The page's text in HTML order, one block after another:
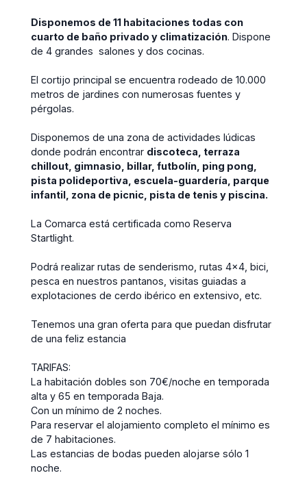
Disponemos de 11 habitaciones todas con
cuarto de baño privado y climatización. Dispone
de 4 grandes salones y dos cocinas.
El cortijo principal se encuentra rodeado de 10.000
metros de jardines con numerosas fuentes y
pérgolas.
Disponemos de una zona de actividades lúdicas
donde podrán encontrar discoteca, terraza
chillout, gimnasio, billar, futbolín, ping pong,
pista polideportiva, escuela-guardería, parque
infantil, zona de picnic, pista de tenis y piscina.
La Comarca está certificada como Reserva
Startlight.
Podrá realizar rutas de senderismo, rutas 4x4, bici,
pesca en nuestros pantanos, visitas guiadas a
explotaciones de cerdo ibérico en extensivo, etc.
Tenemos una gran oferta para que puedan disfrutar
de una feliz estancia
TARIFAS:
La habitación dobles son 70€/noche en temporada
alta y 65 en temporada Baja.
Con un mínimo de 2 noches.
Para reservar el alojamiento completo el mínimo es
de 7 habitaciones.
Las estancias de bodas pueden alojarse sólo 1
noche.